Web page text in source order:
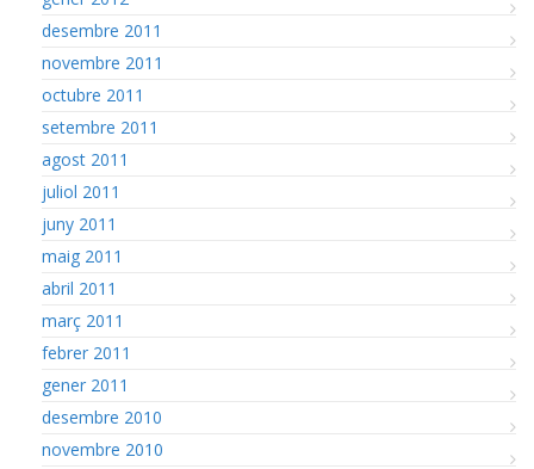
desembre 2011
novembre 2011
octubre 2011
setembre 2011
agost 2011
juliol 2011
juny 2011
maig 2011
abril 2011
març 2011
febrer 2011
gener 2011
desembre 2010
novembre 2010